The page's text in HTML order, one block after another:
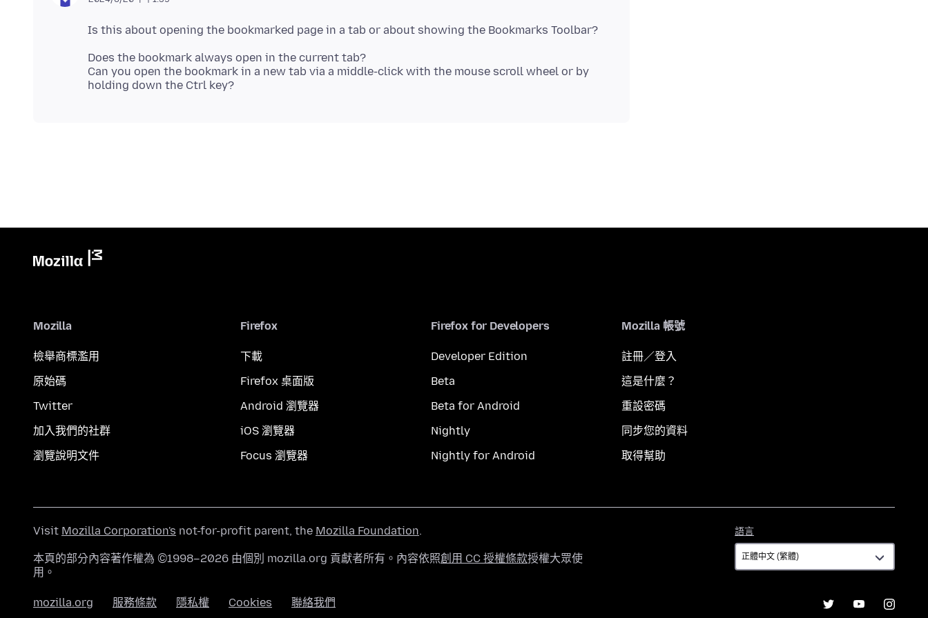
Does the bookmark always open in the current tab?
Can you open the bookmark in a new tab via a middle-click with the mouse scroll wheel or by
Mozilla
檢舉商標濫用
原始碼
Twitter
加入我們的社群
瀏覽說明文件
Firefox
下載
Firefox 桌面版
Android 瀏覽器
iOS 瀏覽器
Focus 瀏覽器
Firefox for Developers
Developer Edition
Beta
Beta for Android
Nightly
Nightly for Android
Mozilla 帳號
註冊／登入
這是什麼？
重設密碼
同步您的資料
取得幫助
語言
言
Visit Mozilla Corporation's not-for-profit parent, the Mozilla Foundation.
本頁的部分內容著作權為 ©1998–2026 由個別 mozilla.org 貢獻者所有。內容依照創用 CC 授權條款授權大眾使
用。
mozilla.org 服務條款 隱私權 Cookies 聯絡我們